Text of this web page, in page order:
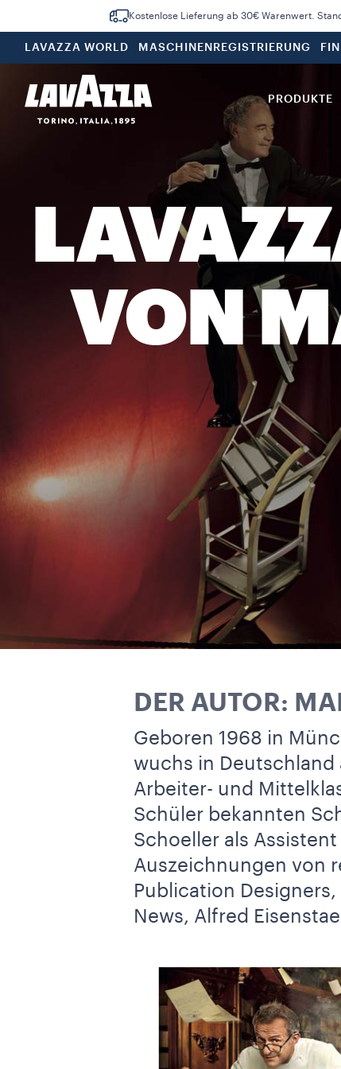
Kostenlose Lieferung ab 30€ Warenwert.
LAVAZZA WORLD MASCHINENREGISTRIERUNG
PRODUKTE
VON
DER AUTOR:
Geboren 1968 in
wuchs in Deutschland
Arbeiter- und
Schüler bekannten
Schoeller als
Auszeichnungen von
Publication
News, Alfred